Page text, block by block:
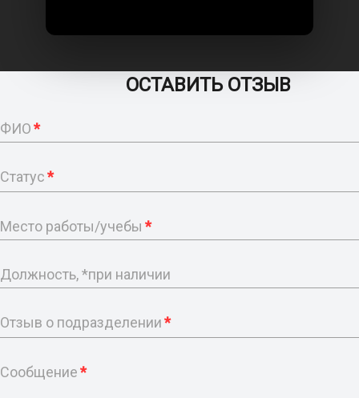
ОСТАВИТЬ ОТЗЫВ
ФИО*
Статус*
Место работы/учебы *
Должность, *при наличии
Отзыв о подразделении*
Сообщение*